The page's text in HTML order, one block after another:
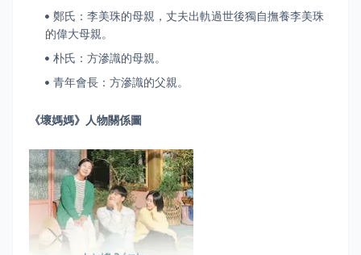
鄭氏：李美珠的母親，丈夫出軌過世後獨自撫養李美珠
的偉大母親。
朴氏：方滲識的母親。
青年會長：方滲識的父親。
《壞媽媽》 人物關係圖